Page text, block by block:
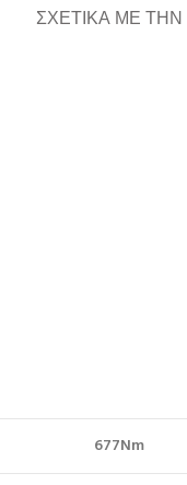
ΣΧΕΤΙΚΆ ΜΕ
677Nm